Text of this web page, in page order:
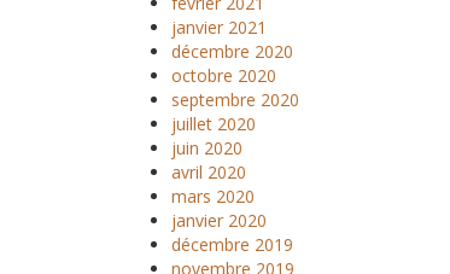
janvier 2021
décembre 2020
octobre 2020
septembre 2020
juillet 2020
juin 2020
avril 2020
mars 2020
janvier 2020
décembre 2019
novembre 2019